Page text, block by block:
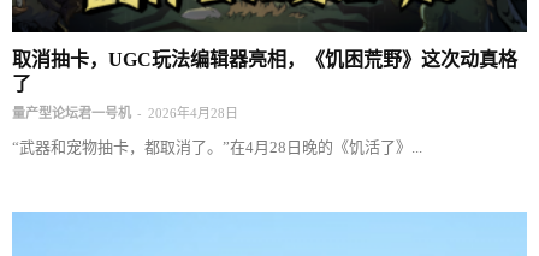
取消抽卡，UGC玩法编辑器亮相，《饥困荒野》这次动真格
了
量产型论坛君一号机 - 2026年4月28日
“武器和宠物抽卡，都取消了。”在4月28日晚的《饥活了》...